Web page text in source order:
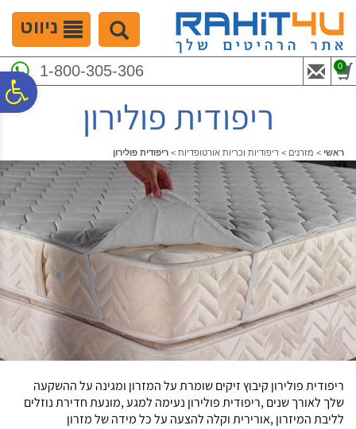
נגישות
המרכזי
ניווט
1-800-305-306 0
ריפודית פולירון
ראשי > מזרנים > ריפודיות וכריות אורטופדיות > ריפודית פולירון
ריפודית פולירון קיבוץ זיקים שומרת על המזרון ומגינה על ההשקעה
שלך לאורך שנים ,ריפודית פולירון נעימה למגע ,מונעת חדירת נוזלים
לליבת המיזרון ,אורירית וקלה להצעה על כל מידה של מזרון